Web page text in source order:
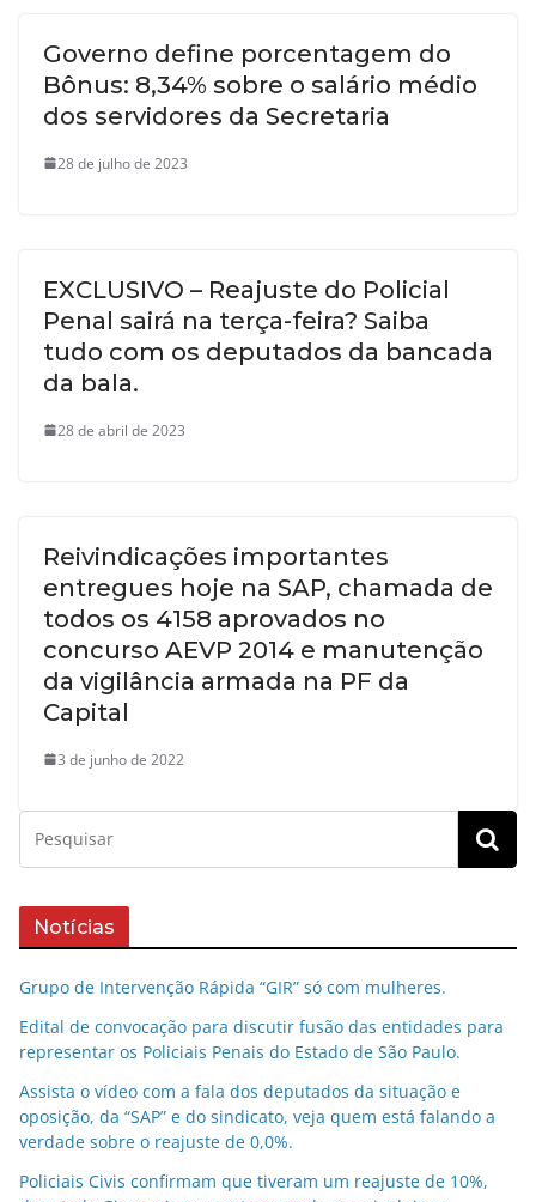
Governo define porcentagem do
Bônus: 8,34% sobre o salário médio
dos servidores da Secretaria
28 de julho de 2023
EXCLUSIVO – Reajuste do Policial
Penal sairá na terça-feira? Saiba
tudo com os deputados da bancada
da bala.
28 de abril de 2023
Reivindicações importantes
entregues hoje na SAP, chamada de
todos os 4158 aprovados no
concurso AEVP 2014 e manutenção
da vigilância armada na PF da
Capital
3 de junho de 2022
Notícias
Grupo de Intervenção Rápida “GIR” só com mulheres.
Edital de convocação para discutir fusão das entidades para
representar os Policiais Penais do Estado de São Paulo.
Assista o vídeo com a fala dos deputados da situação e
oposição, da “SAP” e do sindicato, veja quem está falando a
verdade sobre o reajuste de 0,0%.
Policiais Civis confirmam que tiveram um reajuste de 10%,